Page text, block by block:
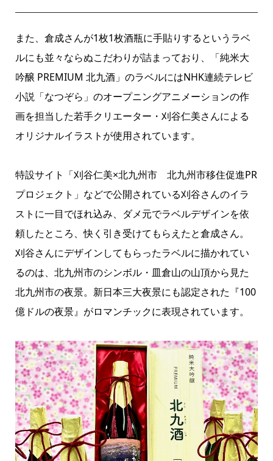
また、倉成さんが1枚1枚酒瓶に手貼りするというラベ
ルにも並々ならぬこだわりが詰まっており、「純米大
吟醸 PREMIUM 北九酒」のラベルにはNHK連続テレビ
小説「なつぞら」のオープニングアニメーションの作
画を担当した若手クリエーター・刈谷仁美さんによる
オリジナルイラストが使用されています。
特設サイト「刈谷仁美×北九州市 北九州市移住促進PR
プロジェクト」 などで公開されている刈谷さんのイラ
ストに一目でほれ込み、ダメ元でラベルデザインを依
頼したところ、快く引き受けてもらえたと倉成さん。
刈谷さんにデザインしてもらったラベルに描かれてい
るのは、北九州市のシンボル・皿倉山の山頂から見た
北九州市の夜景。新日本三大夜景にも認定された『100
億ドルの夜景』がロマンチックに表現されています。